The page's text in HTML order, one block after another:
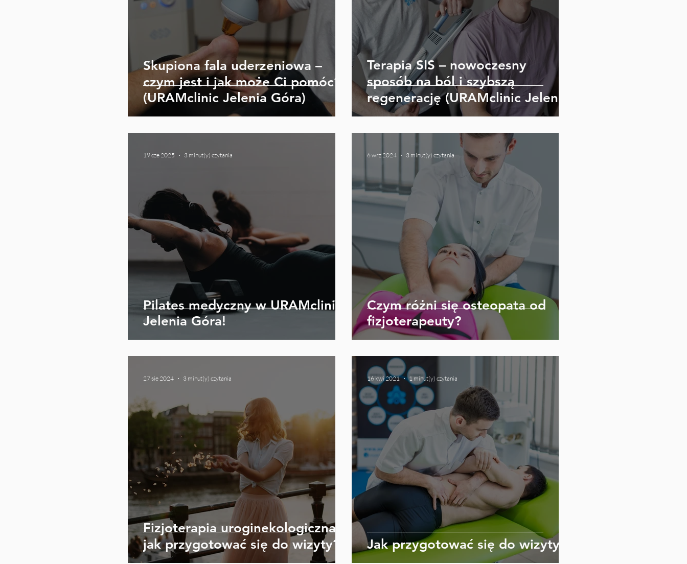
Skupiona fala uderzeniowa –
czym jest i jak może Ci pomóc?
(URAMclinic Jelenia Góra)
Terapia SIS – nowoczesny
sposób na ból i szybszą
regenerację (URAMclinic Jelenia
Góra)
Pilates medyczny w URAMclinic
Jelenia Góra!
19 cze 2025 3 minut(y) czytania
Czym różni się osteopata od
fizjoterapeuty?
6 wrz 2024 3 minut(y) czytania
Fizjoterapia uroginekologiczna -
jak przygotować się do wizyty?
27 sie 2024 3 minut(y) czytania
Jak przygotować się do wizyty?
16 kwi 2021 1 minut(y) czytania